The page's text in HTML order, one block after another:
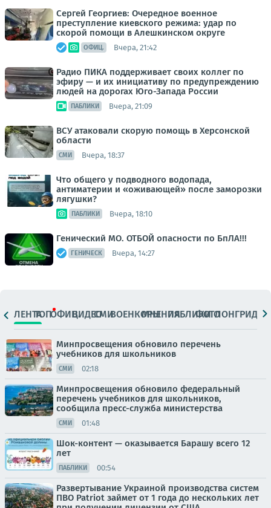
Сергей Георгиев: Очередное военное
преступление киевского режима: удар по
скорой помощи в Алешкинском округе
ОФИЦ. Вчера, 21:42
Радио ПИКА поддерживает своих коллег по
эфиру — и их инициативу по предупреждению
людей на дорогах Юго-Запада России
ПАБЛИКИ Вчера, 21:09
ВСУ атаковали скорую помощь в Херсонской
области
СМИ Вчера, 18:37
Что общего у подводного водопада,
антиматерии и «оживающей» после заморозки
лягушки?
ПАБЛИКИ Вчера, 18:10
Генический МО. ОТБОЙ опасности по БпЛА!!!
ГЕНИЧЕСК Вчера, 14:27
ЛЕНТАТОПОФИЦ.ВИДЕОСМИВОЕНКОРЫМНЕНИЯПАБЛИКИ
ФОТОЛОНГРИДЫ
Минпросвещения обновило перечень
учебников для школьников
СМИ 02:18
Минпросвещения обновило федеральный
перечень учебников для школьников,
сообщила пресс-служба министерства
СМИ 01:48
Шок-контент — оказывается Барашу всего 12
лет
ПАБЛИКИ 00:54
Развертывание Украиной производства систем
ПВО Patriot займет от 1 года до нескольких лет